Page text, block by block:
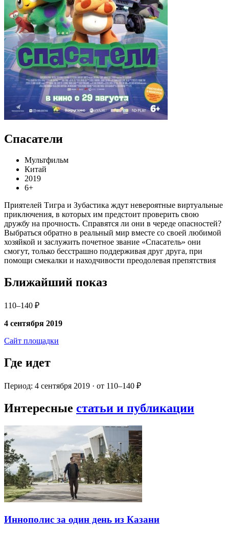
Спасатели
Мультфильм
Китай
2019
6+
Приятелей Тигра и Зубастика ждут невероятные виртуальные
приключения, в которых им предстоит проверить свою
дружбу на прочность. Справятся ли они в череде опасностей?
Выбраться обратно в реальный мир вместе со своей любимой
хозяйкой и заслужить почетное звание «Спасатель» они
смогут, только бесстрашно поддерживая друг друга, при
помощи смекалки и находчивости преодолевая препятствия
Ближайший показ
110–140 ₽
4 сентября 2019
Сайт площадки
Где идет
Период: 4 сентября 2019 · от 110–140 ₽
Интересные статьи и публикации
Иннополис за один день из Казани